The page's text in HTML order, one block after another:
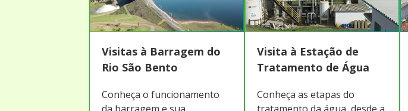
Visitas à Barragem do
Rio São Bento
Conheça o funcionamento
Visita à Estação de
Tratamento de Água
Conheça as etapas do